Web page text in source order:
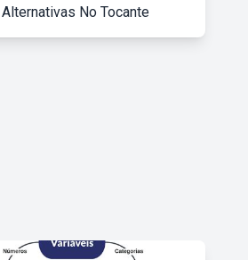
Alternativas No Tocante